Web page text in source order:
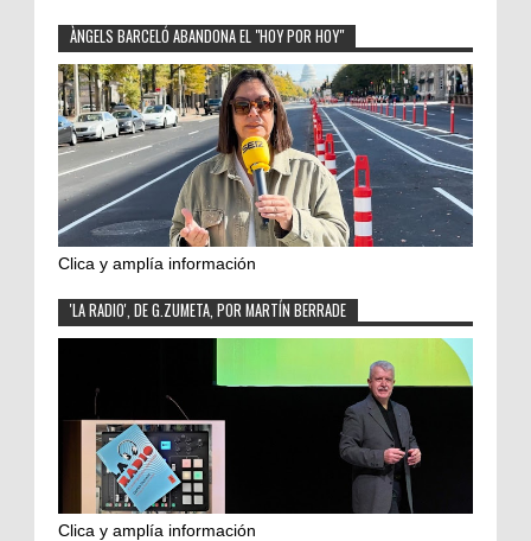
ÀNGELS BARCELÓ ABANDONA EL "HOY POR HOY"
Clica y amplía información
'LA RADIO', DE G.ZUMETA, POR MARTÍN BERRADE
Clica y amplía información